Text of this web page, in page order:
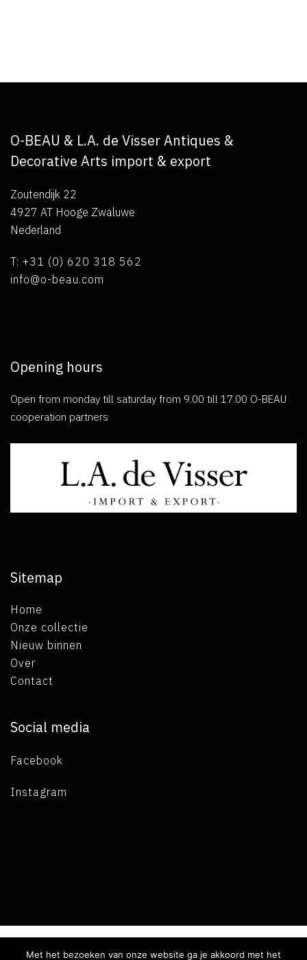
O-BEAU & L.A. de Visser Antiques &
Decorative Arts import & export
Zoutendijk 22
4927 AT Hooge Zwaluwe
Nederland
T: +31 (0) 620 318 562
info@o-beau.com
Opening hours
Open from monday till saturday from 9.00 till 17.00 O-BEAU
cooperation partners
Sitemap
Home
Onze collectie
Nieuw binnen
Over
Contact
Social media
Facebook
Instagram
Met het bezoeken van onze website ga je akkoord met het